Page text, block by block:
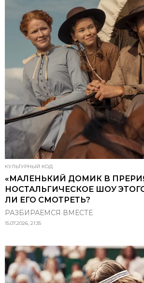
КУЛЬТУРНЫЙ КОД
«МАЛЕНЬКИЙ ДОМИК В
НОСТАЛЬГИЧЕСКОЕ ШОУ
ЛИ ЕГО СМОТРЕТЬ?
РАЗБИРАЕМСЯ ВМЕСТЕ
15.07.2026, 21:35